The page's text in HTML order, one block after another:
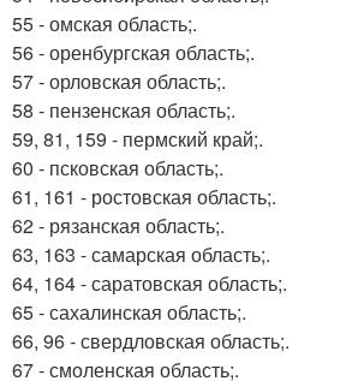
55 - омская область;.
56 - оренбургская область;.
57 - орловская область;.
58 - пензенская область;.
59, 81, 159 - пермский край;.
60 - псковская область;.
61, 161 - ростовская область;.
62 - рязанская область;.
63, 163 - самарская область;.
64, 164 - саратовская область;.
65 - сахалинская область;.
66, 96 - свердловская область;.
67 - смоленская область;.